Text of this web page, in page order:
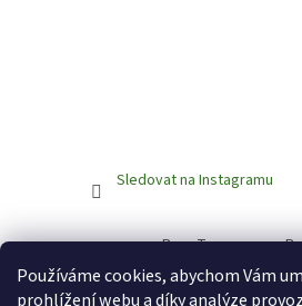
Používáme cookies, abychom Vám
prohlížení webu a díky analýze
Sledovat na Instagramu
BrewTaurus.com